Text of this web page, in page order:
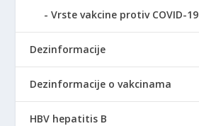
Vrste vakcine protiv COVID-19
Dezinformacije
Dezinformacije o vakcinama
HBV hepatitis B